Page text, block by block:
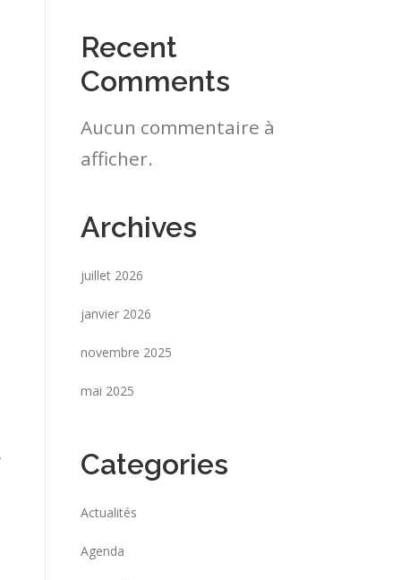
Recent
Comments
Aucun commentaire à
afficher.
Archives
juillet 2026
janvier 2026
novembre 2025
mai 2025
Categories
Actualités
Agenda